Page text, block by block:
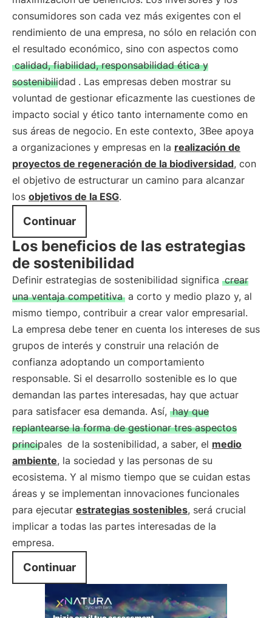
consumidores son cada vez más exigentes con el
rendimiento de una empresa, no sólo en relación con
el resultado económico, sino con aspectos como
calidad, fiabilidad, responsabilidad ética y
sostenibilidad . Las empresas deben mostrar su
voluntad de gestionar eficazmente las cuestiones de
impacto social y ético tanto internamente como en
sus áreas de negocio. En este contexto, 3Bee apoya
a organizaciones y empresas en la realización de
proyectos de regeneración de la biodiversidad, con
el objetivo de estructurar un camino para alcanzar
los objetivos de la ESG.
Continuar
Los beneficios de las estrategias
de sostenibilidad
Definir estrategias de sostenibilidad significa crear
una ventaja competitiva a corto y medio plazo y, al
mismo tiempo, contribuir a crear valor empresarial.
La empresa debe tener en cuenta los intereses de sus
grupos de interés y construir una relación de
confianza adoptando un comportamiento
responsable. Si el desarrollo sostenible es lo que
demandan las partes interesadas, hay que actuar
para satisfacer esa demanda. Así, hay que
replantearse la forma de gestionar tres aspectos
principales de la sostenibilidad, a saber, el medio
ambiente, la sociedad y las personas de su
ecosistema. Y al mismo tiempo que se cuidan estas
áreas y se implementan innovaciones funcionales
para ejecutar estrategias sostenibles, será crucial
implicar a todas las partes interesadas de la
empresa.
Continuar